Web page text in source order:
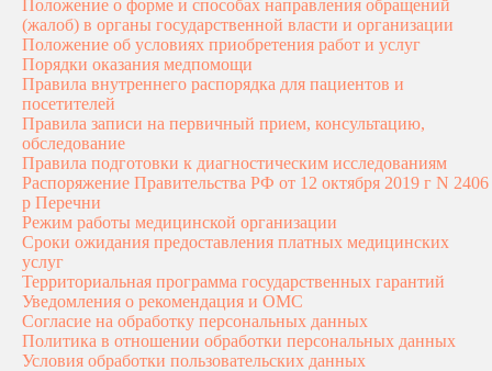
Положение о форме и способах направления обращений
(жалоб) в органы государственной власти и организации
Положение об условиях приобретения работ и услуг
Порядки оказания медпомощи
Правила внутреннего распорядка для пациентов и
посетителей
Правила записи на первичный прием, консультацию,
обследование
Правила подготовки к диагностическим исследованиям
Распоряжение Правительства РФ от 12 октября 2019 г N 2406
р Перечни
Режим работы медицинской организации
Сроки ожидания предоставления платных медицинских
услуг
Территориальная программа государственных гарантий
Уведомления о рекомендация и ОМС
Согласие на обработку персональных данных
Политика в отношении обработки персональных данных
Условия обработки пользовательских данных
Главная
Специалисты
Биохакинг
Прайс
Акции и скидки
Лабораторные
исследования
ООО "НУТРИЭРА"
ИНН: 5507302336
ОГРН: 1255500003681
Лицензия
Л041-01165-55/02798938
Юридический адрес
644074, Омская
область, г. Омск,
ул. 70 Лет Октября, д.
3/3, помещ. 3п
ИНФОРМАЦИЯ
ДЛЯ ПАЦИЕНТА
Карта
сайта
Отзывы пациентов